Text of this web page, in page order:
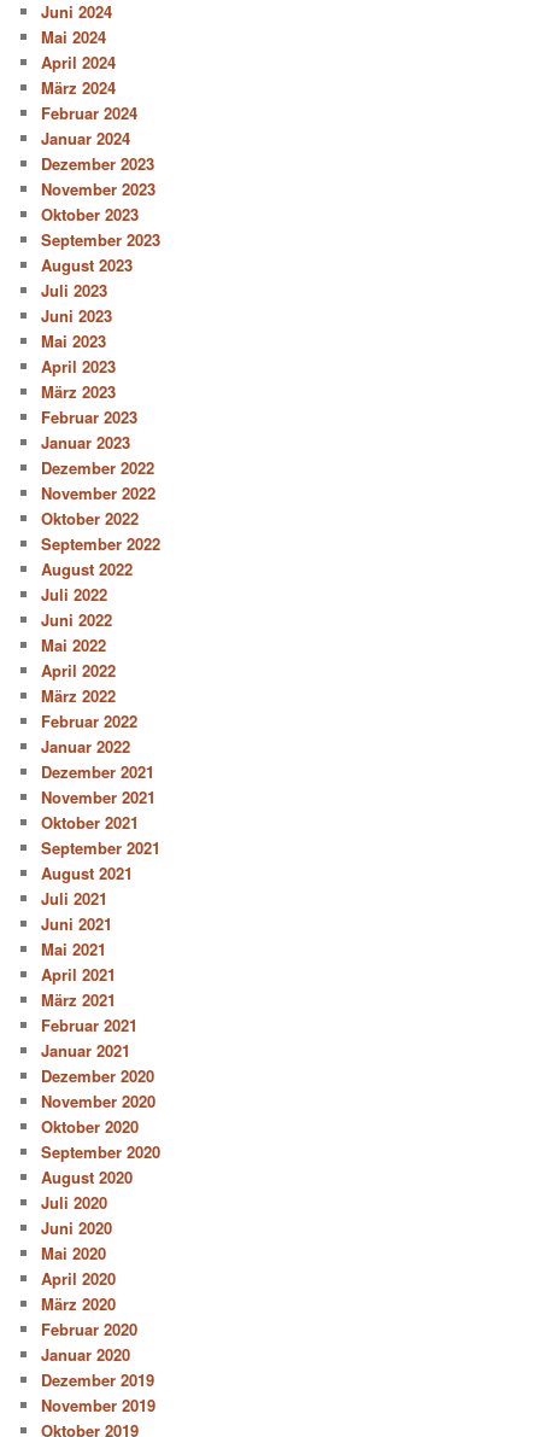
Juni 2024
Mai 2024
April 2024
März 2024
Februar 2024
Januar 2024
Dezember 2023
November 2023
Oktober 2023
September 2023
August 2023
Juli 2023
Juni 2023
Mai 2023
April 2023
März 2023
Februar 2023
Januar 2023
Dezember 2022
November 2022
Oktober 2022
September 2022
August 2022
Juli 2022
Juni 2022
Mai 2022
April 2022
März 2022
Februar 2022
Januar 2022
Dezember 2021
November 2021
Oktober 2021
September 2021
August 2021
Juli 2021
Juni 2021
Mai 2021
April 2021
März 2021
Februar 2021
Januar 2021
Dezember 2020
November 2020
Oktober 2020
September 2020
August 2020
Juli 2020
Juni 2020
Mai 2020
April 2020
März 2020
Februar 2020
Januar 2020
Dezember 2019
November 2019
Oktober 2019